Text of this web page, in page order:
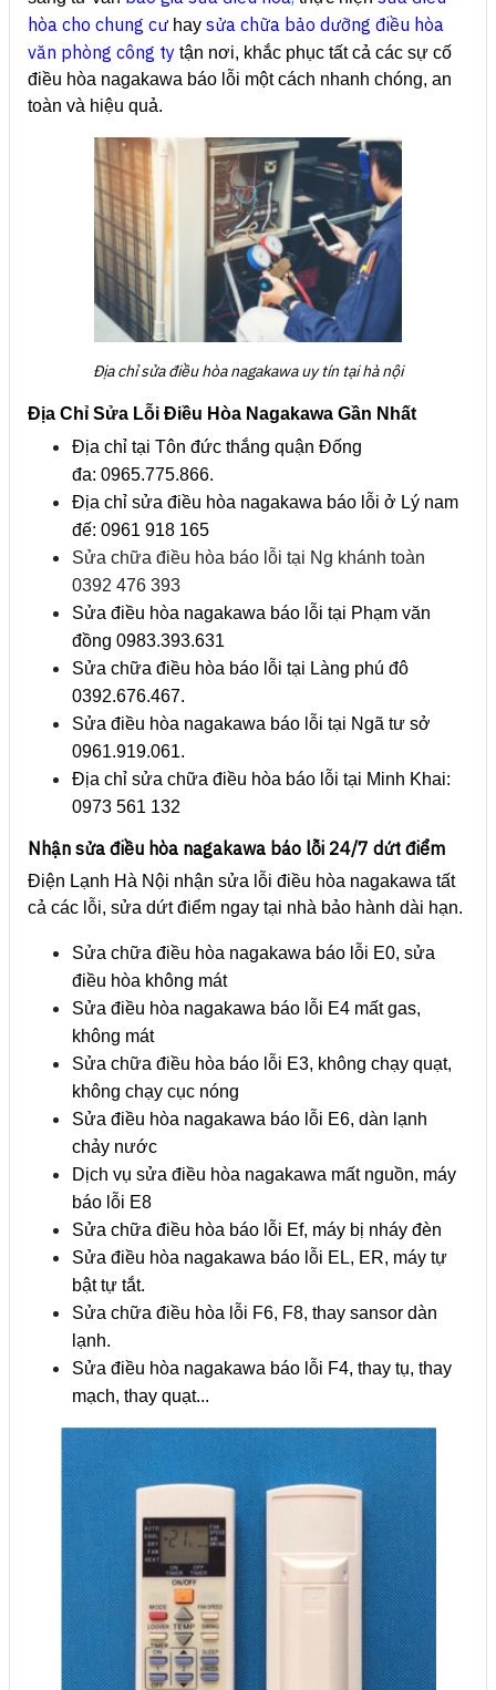
hòa cho chung cư hay sửa chữa bảo dưỡng điều hòa
văn phòng công ty tận nơi, khắc phục tất cả các sự cố
điều hòa nagakawa báo lỗi một cách nhanh chóng, an
toàn và hiệu quả.
Địa chỉ sửa điều hòa nagakawa uy tín tại hà nội
Địa Chỉ Sửa Lỗi Điều Hòa Nagakawa Gần Nhất
Địa chỉ tại Tôn đức thắng quận Đống
đa: 0965.775.866.
Địa chỉ sửa điều hòa nagakawa báo lỗi ở Lý nam
đế: 0961 918 165
Sửa chữa điều hòa báo lỗi tại Ng khánh toàn
0392 476 393
Sửa điều hòa nagakawa báo lỗi tại Phạm văn
đồng 0983.393.631
Sửa chữa điều hòa báo lỗi tại Làng phú đô
0392.676.467.
Sửa điều hòa nagakawa báo lỗi tại Ngã tư sở
0961.919.061.
Địa chỉ sửa chữa điều hòa báo lỗi tại Minh Khai:
0973 561 132
Nhận sửa điều hòa nagakawa báo lỗi 24/7 dứt điểm
Điện Lạnh Hà Nội nhận sửa lỗi điều hòa nagakawa tất
cả các lỗi, sửa dứt điểm ngay tại nhà bảo hành dài hạn.
Sửa chữa điều hòa nagakawa báo lỗi E0, sửa
điều hòa không mát
Sửa điều hòa nagakawa báo lỗi E4 mất gas,
không mát
Sửa chữa điều hòa báo lỗi E3, không chạy quạt,
không chạy cục nóng
Sửa điều hòa nagakawa báo lỗi E6, dàn lạnh
chảy nước
Dịch vụ sửa điều hòa nagakawa mất nguồn, máy
báo lỗi E8
Sửa chữa điều hòa báo lỗi Ef, máy bị nháy đèn
Sửa điều hòa nagakawa báo lỗi EL, ER, máy tự
bật tự tắt.
Sửa chữa điều hòa lỗi F6, F8, thay sansor dàn
lạnh.
Sửa điều hòa nagakawa báo lỗi F4, thay tụ, thay
mạch, thay quạt...